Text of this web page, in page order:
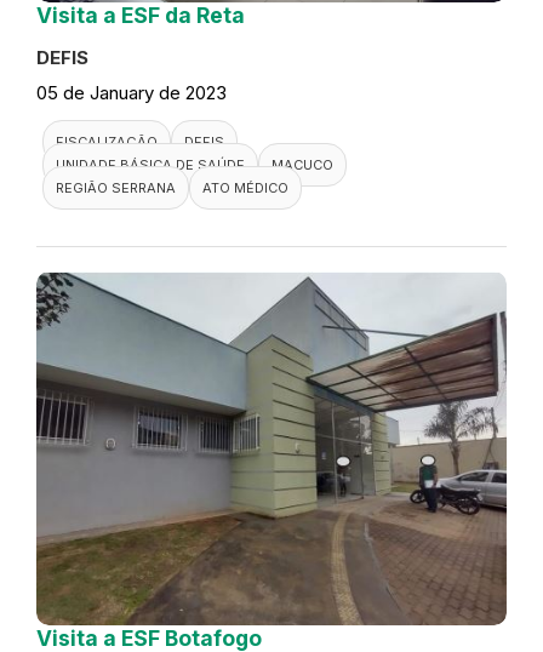
Visita a ESF da Reta
DEFIS
05 de January de 2023
FISCALIZAÇÃO
DEFIS
UNIDADE BÁSICA DE SAÚDE
MACUCO
REGIÃO SERRANA
ATO MÉDICO
Visita a ESF Botafogo